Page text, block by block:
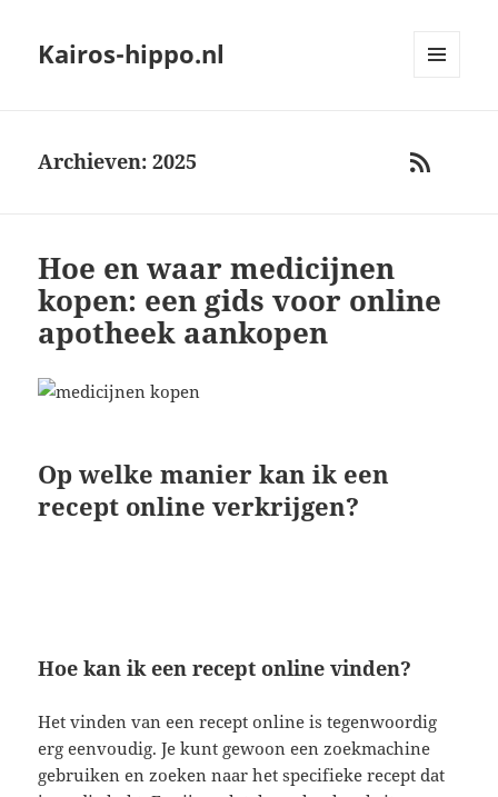
Kairos-hippo.nl
RSS
Archieven: 2025
Hoe en waar medicijnen
kopen: een gids voor online
apotheek aankopen
Op welke manier kan ik een
recept online verkrijgen?
Hoe kan ik een recept online vinden?
Het vinden van een recept online is tegenwoordig
erg eenvoudig. Je kunt gewoon een zoekmachine
gebruiken en zoeken naar het specifieke recept dat